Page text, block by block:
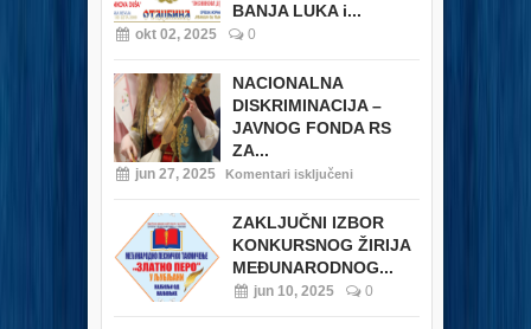
BANJA LUKA i...
okt 02, 2025 0
NACIONALNA
DISKRIMINACIJA –
JAVNOG FONDA RS
ZA...
jun 27, 2025 Komentari isključeni
ZAKLJUČNI IZBOR
KONKURSNOG ŽIRIJA
MEĐUNARODNOG...
jun 10, 2025 0